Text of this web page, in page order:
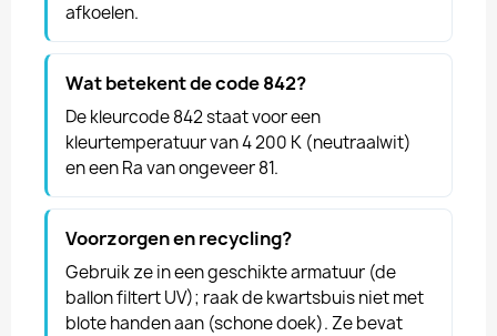
afkoelen.
Wat betekent de code 842?
De kleurcode 842 staat voor een
kleurtemperatuur van 4 200 K (neutraalwit)
en een Ra van ongeveer 81.
Voorzorgen en recycling?
Gebruik ze in een geschikte armatuur (de
ballon filtert UV); raak de kwartsbuis niet met
blote handen aan (schone doek). Ze bevat